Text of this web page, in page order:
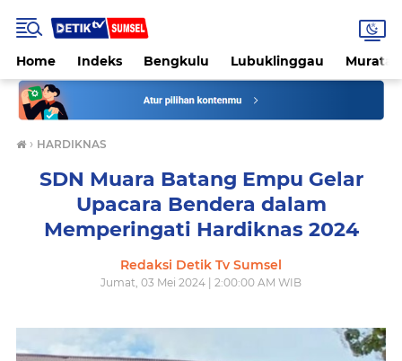
Home Indeks Bengkulu Lubuklinggau
› HARDIKNAS
SDN Muara Batang Empu Gelar
Upacara Bendera dalam
Memperingati Hardiknas 2024
Redaksi Detik Tv Sumsel
Jumat, 03 Mei 2024 | 2:00:00 AM WIB